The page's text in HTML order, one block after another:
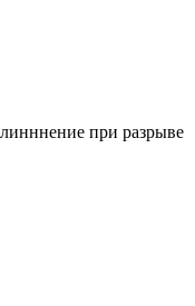
при разрыве